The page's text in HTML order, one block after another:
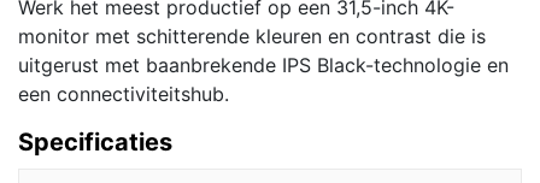
Werk het meest productief op een 31,5-inch 4K-
monitor met schitterende kleuren en contrast die is
uitgerust met baanbrekende IPS Black-technologie en
een connectiviteitshub.
Specificaties